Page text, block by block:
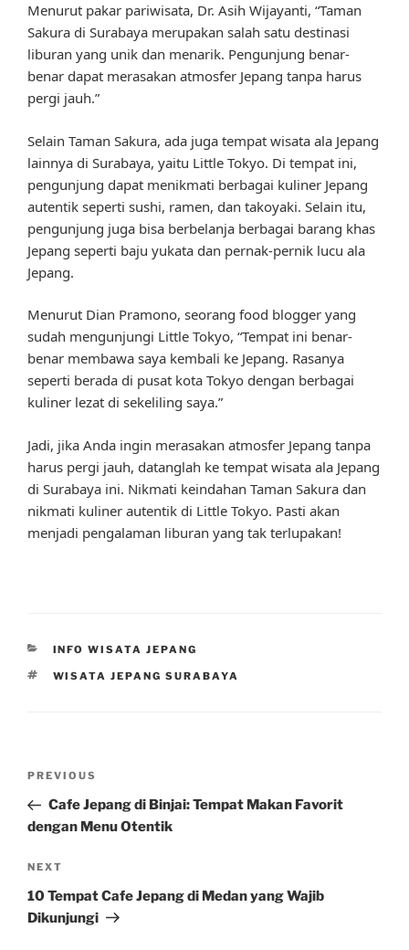
Menurut pakar pariwisata, Dr. Asih Wijayanti, “Taman
Sakura di Surabaya merupakan salah satu destinasi
liburan yang unik dan menarik. Pengunjung benar-
benar dapat merasakan atmosfer Jepang tanpa harus
pergi jauh.”
Selain Taman Sakura, ada juga tempat wisata ala Jepang
lainnya di Surabaya, yaitu Little Tokyo. Di tempat ini,
pengunjung dapat menikmati berbagai kuliner Jepang
autentik seperti sushi, ramen, dan takoyaki. Selain itu,
pengunjung juga bisa berbelanja berbagai barang khas
Jepang seperti baju yukata dan pernak-pernik lucu ala
Jepang.
Menurut Dian Pramono, seorang food blogger yang
sudah mengunjungi Little Tokyo, “Tempat ini benar-
benar membawa saya kembali ke Jepang. Rasanya
seperti berada di pusat kota Tokyo dengan berbagai
kuliner lezat di sekeliling saya.”
Jadi, jika Anda ingin merasakan atmosfer Jepang tanpa
harus pergi jauh, datanglah ke tempat wisata ala Jepang
di Surabaya ini. Nikmati keindahan Taman Sakura dan
nikmati kuliner autentik di Little Tokyo. Pasti akan
menjadi pengalaman liburan yang tak terlupakan!
CATEGORIES
INFO WISATA JEPANG
TAGS
WISATA JEPANG SURABAYA
Previous
Post
PREVIOUS
Cafe Jepang di Binjai: Tempat Makan Favorit
dengan Menu Otentik
Next
Post
NEXT
10 Tempat Cafe Jepang di Medan yang Wajib
Dikunjungi